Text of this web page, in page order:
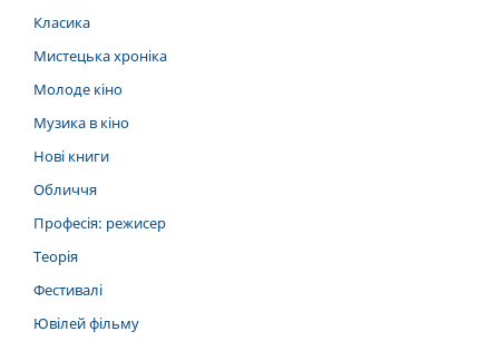
Класика
Мистецька хроніка
Молоде кіно
Музика в кіно
Нові книги
Обличчя
Професія: режисер
Теорія
Фестивалі
Ювілей фільму